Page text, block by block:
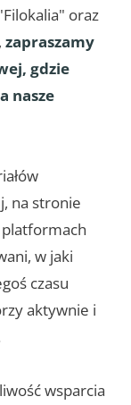
oraz
zapraszamy
gdzie
nasze
na stronie
platformach
w jaki
czasu
aktywnie i
wsparcia